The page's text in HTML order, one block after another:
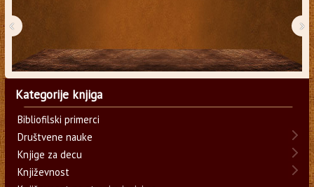
‹ ›
Kategorije knjiga
Bibliofilski primerci
Društvene nauke
Knjige za decu
Književnost